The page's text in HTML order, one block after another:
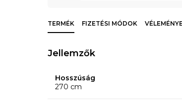
TERMÉK FIZETÉSI MÓDOK
Jellemzők
Hosszúság
270 cm